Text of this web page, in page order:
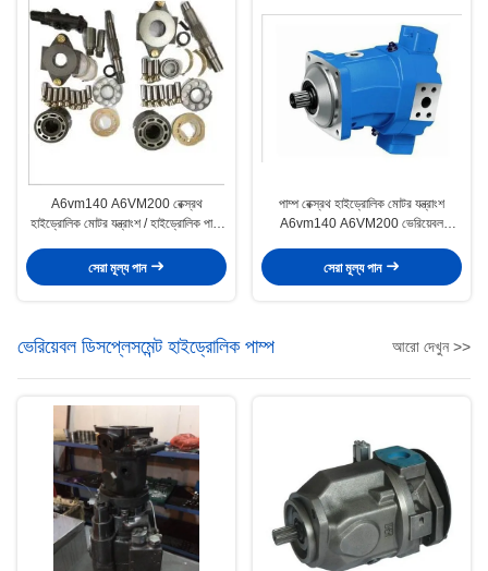
A6vm140 A6VM200 রেক্স্রথ
হাইড্রোলিক মোটর যন্ত্রাংশ / হাইড্রোলিক পাম্প
সেরা মূল্য পান
পাম্প রেক্স্রথ হাইড্রোলিক মোটর যন্ত্রাংশ
A6vm140 A6VM200 ভেরিয়েবল
সেরা মূল্য পান
ভেরিয়েবল ডিসপ্লেসমেন্ট হাইড্রোলিক পাম্প আরো দেখুন >>